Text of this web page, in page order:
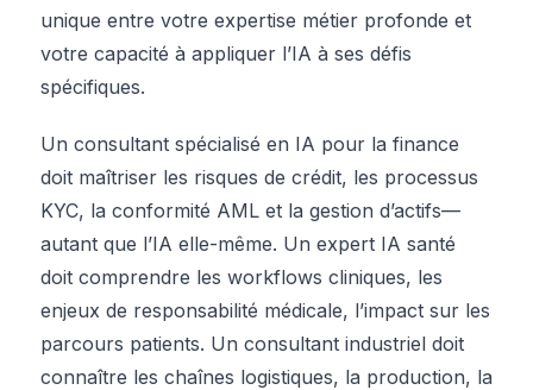
unique entre votre expertise métier profonde et
votre capacité à appliquer l’IA à ses défis
spécifiques.
Un consultant spécialisé en IA pour la finance
doit maîtriser les risques de crédit, les processus
KYC, la conformité AML et la gestion d’actifs—
autant que l’IA elle-même. Un expert IA santé
doit comprendre les workflows cliniques, les
enjeux de responsabilité médicale, l’impact sur les
parcours patients. Un consultant industriel doit
connaître les chaînes logistiques, la production, la